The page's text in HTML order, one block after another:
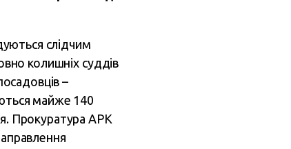
слідчим
колишніх суддів
–
майже 140
Прокуратура АРК